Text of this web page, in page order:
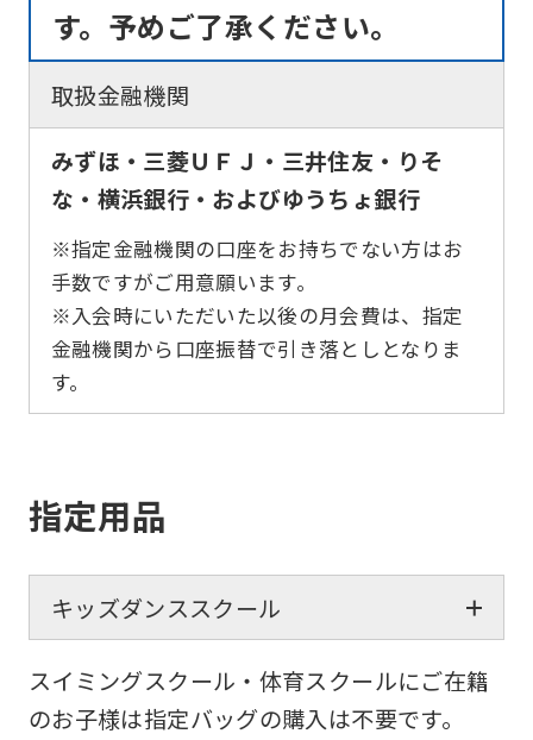
す。予めご了承ください。
取扱金融機関
みずほ・三菱ＵＦＪ・三井住友・りそ
な・横浜銀行・およびゆうちょ銀行
※指定金融機関の口座をお持ちでない方はお
手数ですがご用意願います。
※入会時にいただいた以後の月会費は、指定
金融機関から口座振替で引き落としとなりま
す。
指定用品
キッズダンススクール
スイミングスクール・体育スクールにご在籍
のお子様は指定バッグの購入は不要です。